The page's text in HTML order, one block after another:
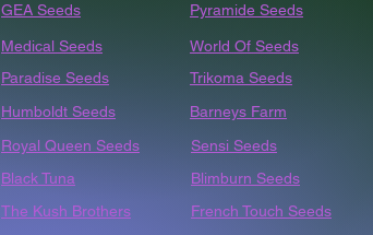
GEA Seeds
Medical Seeds
Paradise Seeds
Humboldt Seeds
Royal Queen Seeds
Black Tuna
The Kush Brothers
Pyramide Seeds
World Of Seeds
Trikoma Seeds
Barneys Farm
Sensi Seeds
Blimburn Seeds
French Touch Seeds